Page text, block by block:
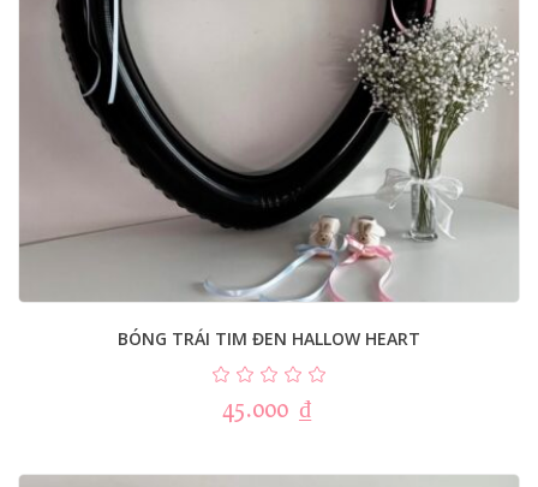
BÓNG TRÁI TIM ĐEN HALLOW HEART
45.000 ₫